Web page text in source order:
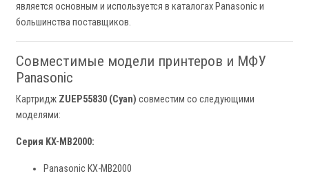
является основным и используется в каталогах Panasonic и
большинства поставщиков.
Совместимые модели принтеров и МФУ
Panasonic
Картридж ZUEP55830 (Cyan) совместим со следующими
моделями:
Серия KX-MB2000:
Panasonic KX-MB2000